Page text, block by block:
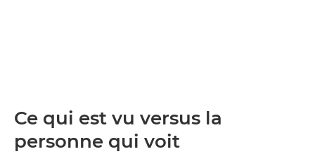
Ce qui est vu versus la
personne qui voit